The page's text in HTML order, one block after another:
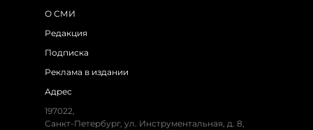
О СМИ
Редакция
Подписка
Реклама в издании
Адрес
197022,
Санкт-Петербург, ул. Инструментальная, д. 8,